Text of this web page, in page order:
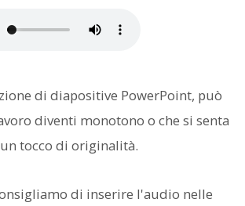
di diapositive PowerPoint, può
diventi monotono o che si senta
tocco di originalità.
di inserire l'audio nelle